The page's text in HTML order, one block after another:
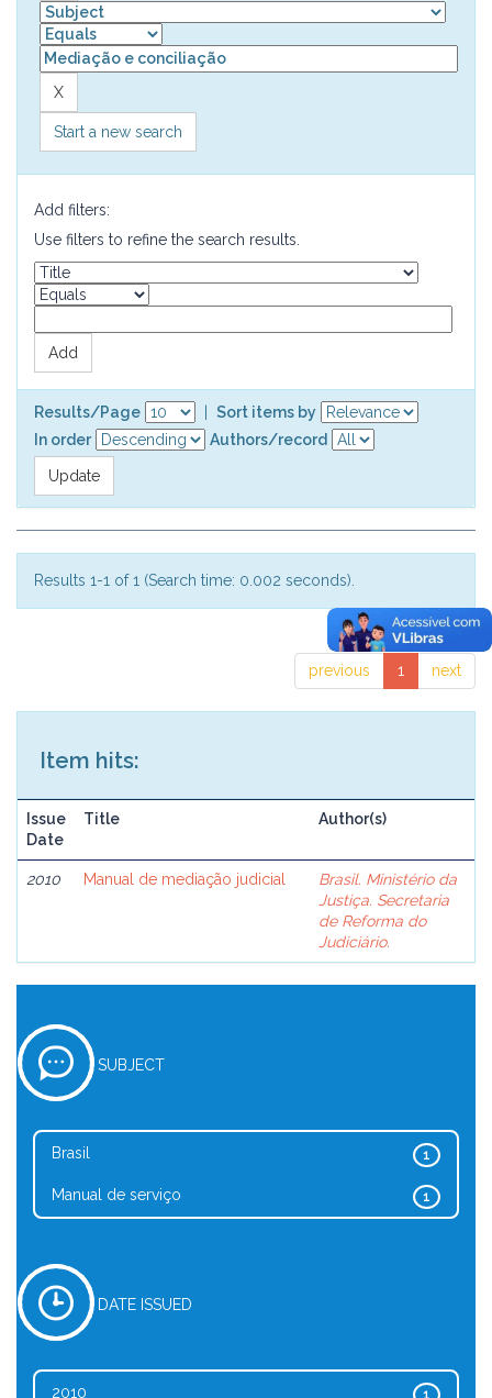
Start a new search
Add filters:
Use filters to refine the search results.
Results/Page
Sort items by
In order
Authors/record
Results 1-1 of 1 (Search time: 0.002 seconds).
previous 1 next
Item hits:
Issue
Date
Title Author(s)
2010 Manual de mediação judicial
Brasil. Ministério da
Justiça. Secretaria
de Reforma do
Judiciário.
SUBJECT
1
Brasil
1
Manual de serviço
DATE ISSUED
1
2010